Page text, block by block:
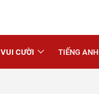
VUI CƯỜI TIẾNG ANH